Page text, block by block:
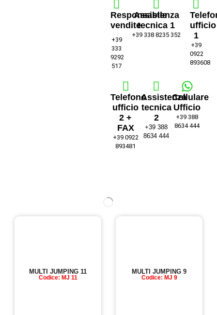
Responsabile
vendite
+39
333
9292
517
Assistenza
tecnica 1
+39 338 8235 352
ufficio
1
+39
0922
893608
Telefono
ufficio
2 +
FAX
+39 0922
893481
Assistenza
tecnica
2
+39 388
8634 444
Cellulare
Ufficio
+39 388
8634 444
MULTI JUMPING 11
Codice: MJ 11
MULTI JUMPING 9
Codice: MJ 9